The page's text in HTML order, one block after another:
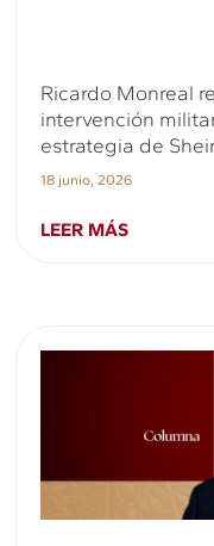
Ricardo Monreal
intervención
estrategia de
18 junio, 2026
LEER MÁS